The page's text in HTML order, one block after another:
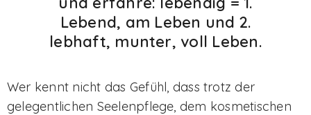
Lebend, am Leben und 2.
lebhaft, munter, voll Leben.
Wer kennt nicht das Gefühl, dass trotz der
gelegentlichen Seelenpflege, dem kosmetischen